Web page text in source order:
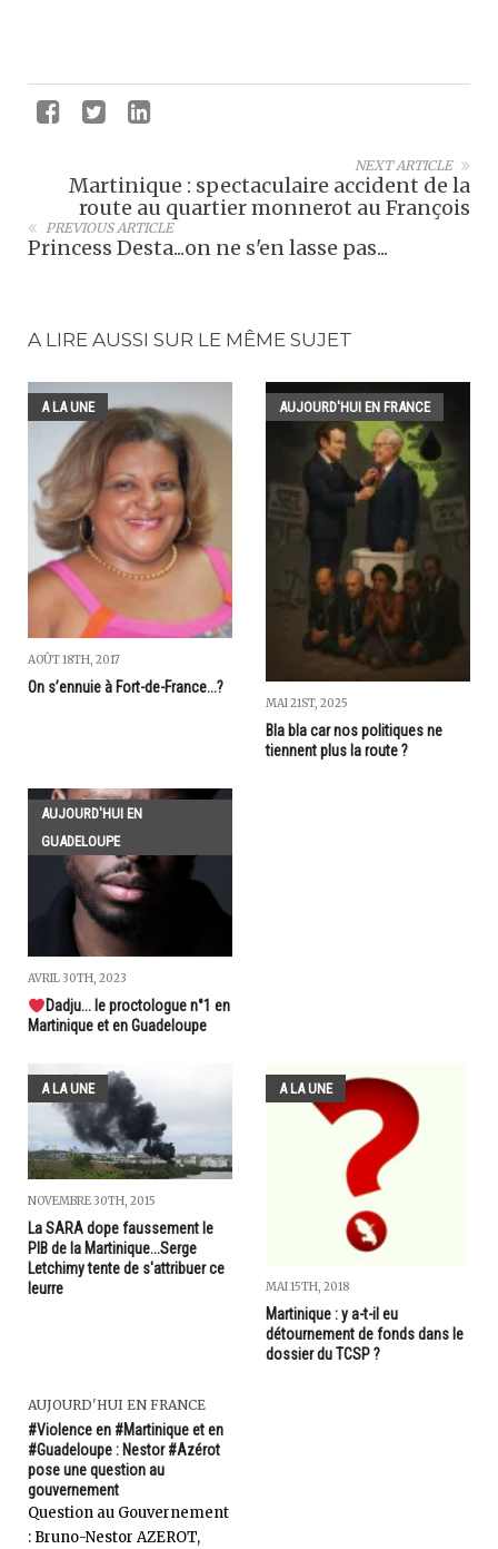
NEXT ARTICLE
Martinique : spectaculaire accident de la
route au quartier monnerot au François
PREVIOUS ARTICLE
Princess Desta...on ne s'en lasse pas...
A LIRE AUSSI SUR LE MÊME SUJET
A LA UNE
AOÛT 18TH, 2017
On s’ennuie à Fort-de-France...?
AUJOURD'HUI EN FRANCE
MAI 21ST, 2025
Bla bla car nos politiques ne
tiennent plus la route ?
AUJOURD'HUI EN
GUADELOUPE
AVRIL 30TH, 2023
Dadju... le proctologue n°1 en
Martinique et en Guadeloupe
A LA UNE
NOVEMBRE 30TH, 2015
La SARA dope faussement le
PIB de la Martinique...Serge
Letchimy tente de s'attribuer ce
leurre
A LA UNE
MAI 15TH, 2018
Martinique : y a-t-il eu
détournement de fonds dans le
dossier du TCSP ?
AUJOURD'HUI EN FRANCE
#Violence en #Martinique et en
#Guadeloupe : Nestor #Azérot
pose une question au
gouvernement
Question au Gouvernement
: Bruno-Nestor AZEROT,